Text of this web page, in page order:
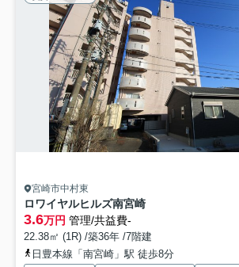
宮崎市中村東
ロワイヤルヒルズ南宮崎
3.6万円 管理/共益費-
22.38㎡ (1R) /築36年 /7階建
日豊本線「南宮崎」駅 徒歩8分